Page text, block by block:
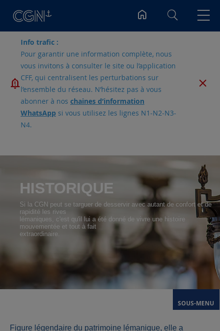
Info trafic :
Pour garantir une information complète, nous
vous invitons à consulter le site ou l’application
CFF, qui centralisent les perturbations sur
l’ensemble du réseau. N’hésitez pas à vous
abonner à nos chaines d’information
WhatsApp si vous utilisez les lignes N1-N2-N3-
N4.
HISTORIQUE
Si la CGN peut se targuer de desservir avec autant de confort et de
rapidité les rives
lémaniques, c'est qu'il lui a été donné de vivre une histoire
mouvementée et tout à fait
extraordinaire.
SOUS-MENU
Figure légendaire du patrimoine lémanique, elle a